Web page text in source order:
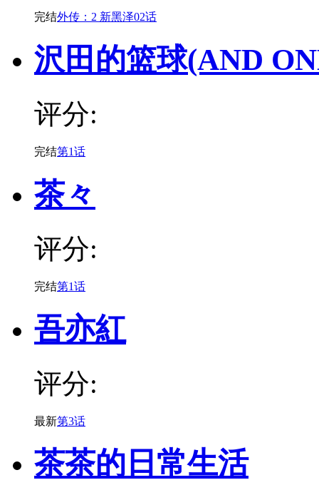
完结外传：2 新黑泽02话
沢田的篮球(AND
评分:
完结第1话
茶々
评分:
完结第1话
吾亦紅
评分:
最新第3话
茶茶的日常生活